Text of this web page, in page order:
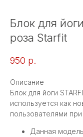
Блок для
роза Starfit
950 р.
Описание
Блок для йоги
используется как
пользователями
Данная